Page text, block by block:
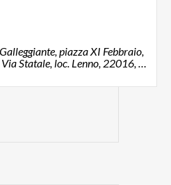
piazza XI Febbraio,
Lenno Via Statale, loc. Lenno, 22016, Tremezzina (CO)